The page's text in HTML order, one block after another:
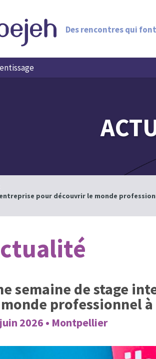
Des rencontres qui font
pour découvrir le monde
semaine de stage
professionnel
2026 • Montpellier